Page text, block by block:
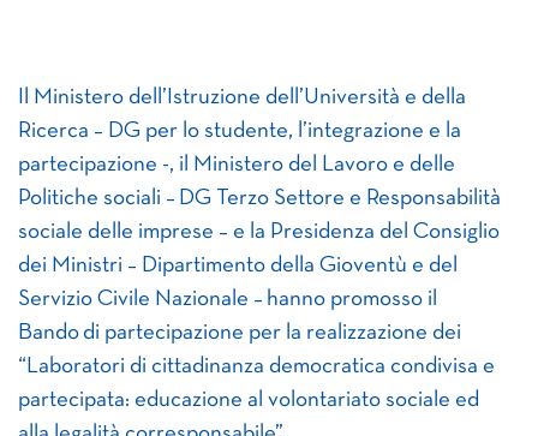
Il Ministero dell’Istruzione dell’Università e della
Ricerca – DG per lo studente, l’integrazione e la
partecipazione -, il Ministero del Lavoro e delle
Politiche sociali – DG Terzo Settore e Responsabilità
sociale delle imprese – e la Presidenza del Consiglio
dei Ministri – Dipartimento della Gioventù e del
Servizio Civile Nazionale – hanno promosso il
Bando di partecipazione per la realizzazione dei
“Laboratori di cittadinanza democratica condivisa e
partecipata: educazione al volontariato sociale ed